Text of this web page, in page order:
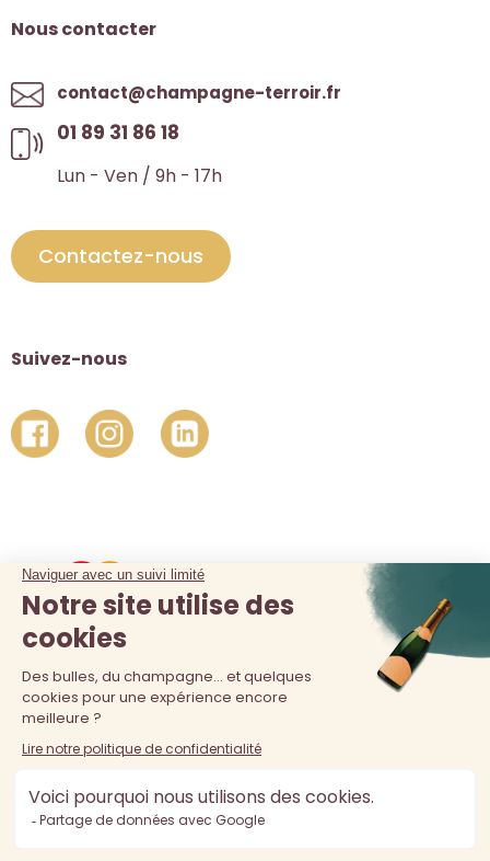
Nous contacter
contact@champagne-terroir.fr
01 89 31 86 18
Lun - Ven / 9h - 17h
Contactez-nous
Suivez-nous
La vente d'alcool est interdite au moins de 18 ans. L'abus
d'alcool est dangereux pour la santé, à consommer avec
modération.